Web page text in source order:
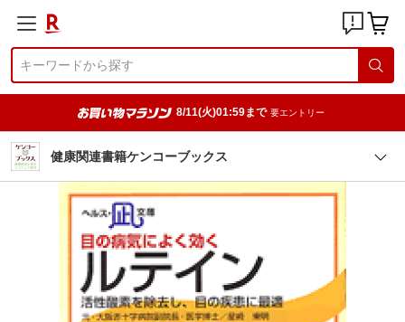
8/11(火)01:59まで 要エントリー
健康関連書籍ケンコーブックス